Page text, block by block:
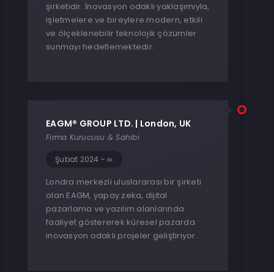
şirketidir. İnovasyon odaklı yaklaşımıyla,
işletmelere ve bireylere modern, etkili
ve ölçeklenebilir teknolojik çözümler
sunmayı hedeflemektedir.
EAGM® GROUP LTD. | London, UK
Firma Kurucusu & Sahibi
Şubat 2024 - ∞
Londra merkezli uluslararası bir şirketi
olan EAGM, yapay zeka, dijital
pazarlama ve yazılım alanlarında
faaliyet göstererek küresel pazarda
inovasyon odaklı projeler geliştiriyor.